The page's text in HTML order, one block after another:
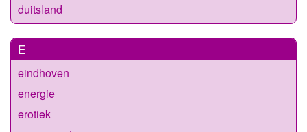
duitsland
E
eindhoven
energie
erotiek